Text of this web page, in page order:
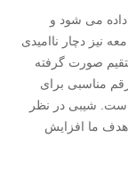
می شود و
نیز دچار ناامیدی
صورت گرفته
مناسبی برای
شیبی در نظر
ما افزایش